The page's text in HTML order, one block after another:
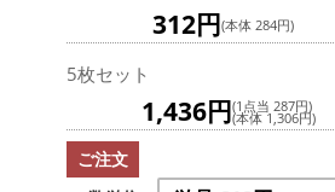
312円(本体 284円)
5枚セット
1,436円(1点当 287円)
(本体 1,306円)
ご注文